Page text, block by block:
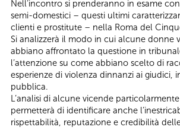
Nell’incontro si prenderanno in esame
semi-domestici – questi ultimi
clienti e prostitute – nella Roma del
Si analizzerà il modo in cui alcune donne
abbiano affrontato la questione in
l’attenzione su come abbiano scelto di
esperienze di violenza dinnanzi ai giudici,
pubblica.
L’analisi di alcune vicende
permetterà di identificare anche
rispettabilità, reputazione e credibilità